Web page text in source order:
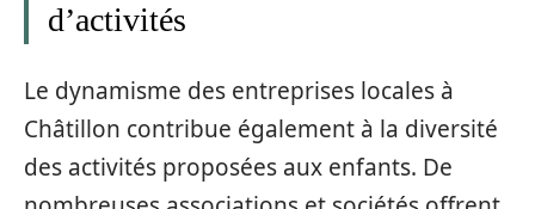
d’activités
Le dynamisme des entreprises locales à
Châtillon contribue également à la diversité
des activités proposées aux enfants. De